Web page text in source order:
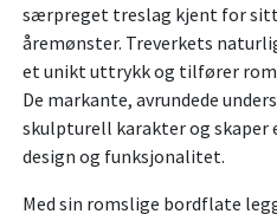
særpreget treslag kjent for sitt
åremønster. Treverkets
et unikt uttrykk og tilfører
De markante, avrundede
skulpturell karakter og
design og funksjonalitet.
Med sin romslige bordflate